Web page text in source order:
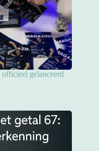
gelanceerd